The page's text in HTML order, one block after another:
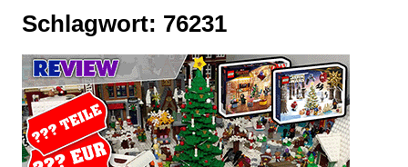
Schlagwort: 76231